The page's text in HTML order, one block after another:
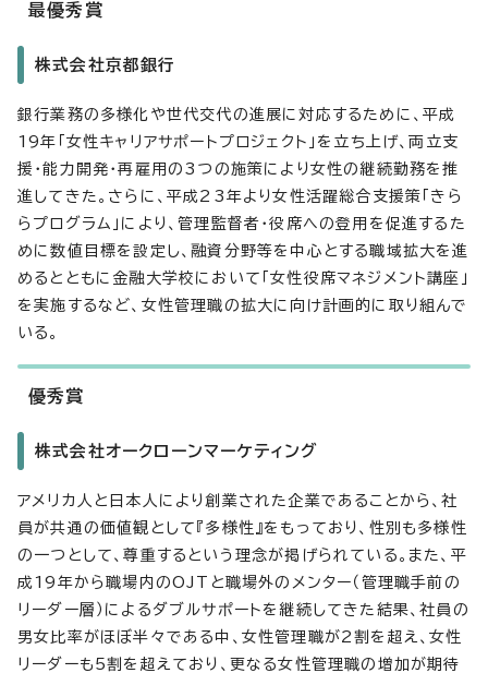
最優秀賞
株式会社京都銀行
銀行業務の多様化や世代交代の進展に対応するために、平成
19年「女性キャリアサポートプロジェクト」を立ち上げ、両立支
援・能力開発・再雇用の3つの施策により女性の継続勤務を推
進してきた。さらに、平成23年より女性活躍総合支援策「きら
らプログラム」により、管理監督者・役席への登用を促進するた
めに数値目標を設定し、融資分野等を中心とする職域拡大を進
めるとともに金融大学校において「女性役席マネジメント講座」
を実施するなど、女性管理職の拡大に向け計画的に取り組んで
いる。
優秀賞
株式会社オークローンマーケティング
アメリカ人と日本人により創業された企業であることから、社
員が共通の価値観として『多様性』をもっており、性別も多様性
の一つとして、尊重するという理念が掲げられている。また、平
成19年から職場内のOJTと職場外のメンター（管理職手前の
リーダー層）によるダブルサポートを継続してきた結果、社員の
男女比率がほぼ半々である中、女性管理職が2割を超え、女性
リーダーも5割を超えており、更なる女性管理職の増加が期待